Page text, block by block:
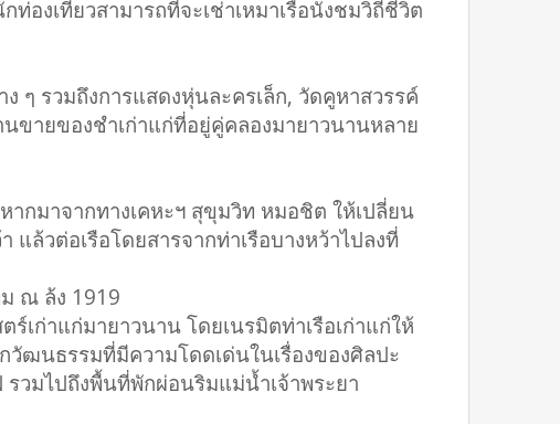
องเที่ยวสามารถที่จะเช่าเหมาเรือนั่งชมวิถีชีวิต
รวมถึงการแสดงหุ่นละครเล็ก, วัดคูหาสวรรค์
ขายของชำเก่าแก่ที่อยู่คู่คลองมายาวนานหลาย
ากมาจากทางเคหะฯ สุขุมวิท หมอชิต ให้เปลี่ยน
ล้วต่อเรือโดยสารจากท่าเรือบางหว้าไปลงที่
ณ ล้ง 1919
าแก่มายาวนาน โดยเนรมิตท่าเรือเก่าแก่ให้
ฒนธรรมที่มีความโดดเด่นในเรื่องของศิลปะ
วมไปถึงพื้นที่พักผ่อนริมแม่น้ำเจ้าพระยา